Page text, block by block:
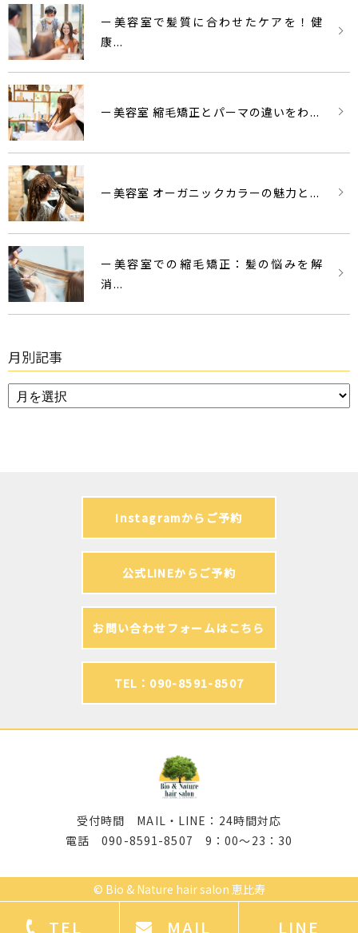
ー美容室で髪質に合わせたケアを！健
康...
ー美容室 縮毛矯正とパーマの違いをわ...
ー美容室 オーガニックカラーの魅力と...
ー美容室での縮毛矯正：髪の悩みを解
消...
月別記事
Instagramからご予約
公式LINEからご予約
お問い合わせフォームはこちら
TEL：090-8591-8507
TEL MAIL LINE
受付時間 MAIL・LINE：24時間対応
電話 090-8591-8507 9：00～23：30
© Bio & Nature hair salon 恵比寿